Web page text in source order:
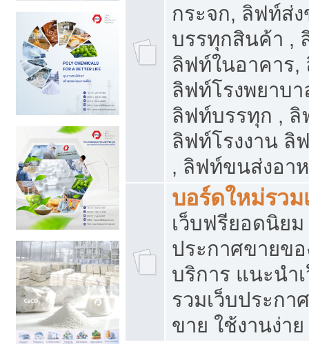
กระจก, ลิฟท์ส่
บรรทุกสินค้า ,
ลิฟท์ในอาคาร,
ลิฟท์โรงพยาบ
ลิฟท์บรรทุก ,
ลิฟท์โรงงาน ลิ
, ลิฟท์ขนส่งอา
บอร์ดใหม่รว
เว็บฟรียอดนิย
ประกาศขายข
บริการ แนะนำ
รวมเว็บประกา
ขาย ใช้งานง่าย